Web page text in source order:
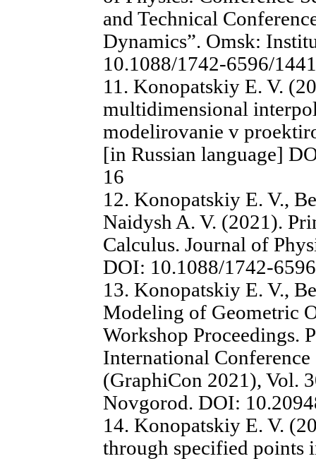
and Technical
Dynamics”. Omsk:
10.1088/1742-6596/
11. Konopatskiy E. V.
multidimensional
modelirovanie v
[in Russian language]
16
12. Konopatskiy E. V.,
Naidysh A. V. (2021).
Calculus. Journal of
DOI: 10.1088/1742-
13. Konopatskiy E. V.,
Modeling of Geometric
Workshop Proceedings.
International
(GraphiCon 2021), Vol.
Novgorod. DOI:
14. Konopatskiy E. V.
through specified points